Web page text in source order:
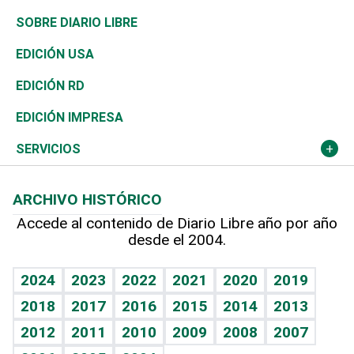
José Boquete
Reportajes
Asia
África
Ocenanía
Caribe
Resto del mundo
Consumo
Vivienda
Telecom.
Global y variable
Economía personal
Belleza
Buena Vida
Sociales
Novedades
Podcast Arte Libre
Hablando con el pediatra
Vida y familia
Eñe
Celebrando la vida
Golf
Ciclismo
Tenis
Olimpismo
Más deportes
Línea de hit
TBT Deportivo
De buena tinta
En Directo
El Espía
Noticiero Poteleche
Columnistas
Más firmas
Clima
Tecnología
Historia
Martes de tecnología
Cambio climático
Mundo
Economía
Revista
Deportes
Opinión
Hecho en casa
Guía del dinero
SOBRE DIARIO LIBRE
EDICIÓN USA
EDICIÓN RD
EDICIÓN IMPRESA
SERVICIOS
Cumpleaños
Horóscopos
Crucigramas
ARCHIVO HISTÓRICO
Accede al contenido de Diario Libre año por año
desde el 2004.
2024 2023 2022 2021 2020
2019
2018
2017 2016 2015 2014
2013
2012
2011 2010 2009 2008
2007